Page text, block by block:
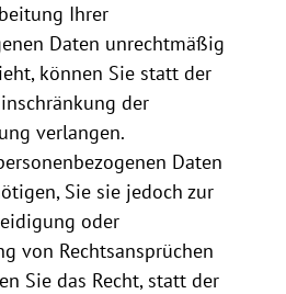
Ihrer
Daten unrechtmäßig
können Sie statt der
der
verlangen.
Daten
Sie sie jedoch zur
oder
von Rechtsansprüchen
Sie das Recht, statt der